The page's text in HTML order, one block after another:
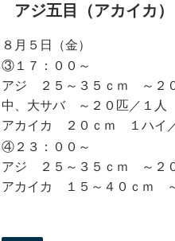
アジ五目（アカイカ）
８月５日（金）
③１７：００～
アジ ２５～３５ｃｍ ～２
中、大サバ ～２０匹／１人
アカイカ ２０ｃｍ １ハイ
④２３：００～
アジ ２５～３５ｃｍ ～２
アカイカ １５～４０ｃｍ